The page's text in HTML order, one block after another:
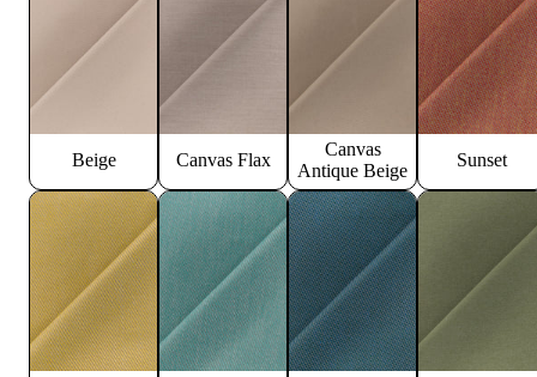
Beige Canvas Flax
Canvas
Antique Beige
Sunset